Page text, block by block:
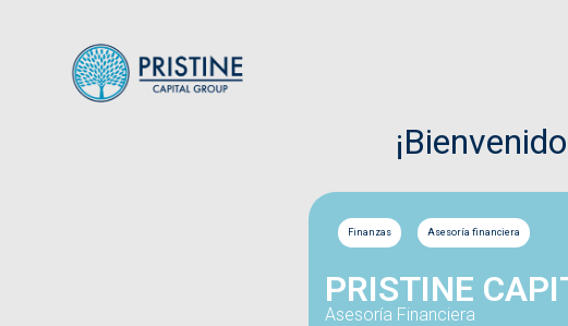
Finanzas Asesoría financiera
PRISTINE
Asesoría Financiera